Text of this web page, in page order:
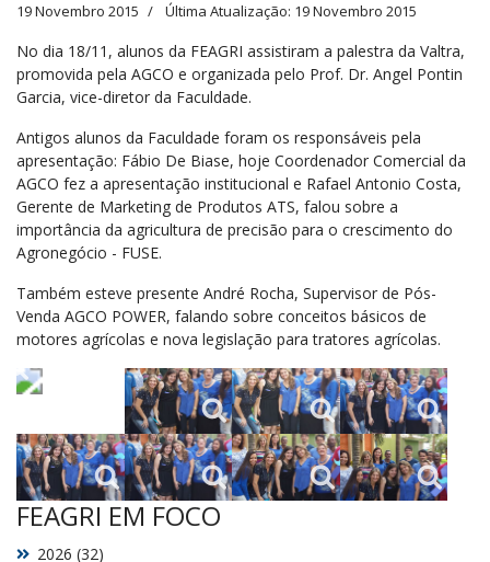
19 Novembro 2015 Última Atualização: 19 Novembro 2015
No dia 18/11, alunos da FEAGRI assistiram a palestra da Valtra,
promovida pela AGCO e organizada pelo Prof. Dr. Angel Pontin
Garcia, vice-diretor da Faculdade.
Antigos alunos da Faculdade foram os responsáveis pela
apresentação: Fábio De Biase, hoje Coordenador Comercial da
AGCO fez a apresentação institucional e Rafael Antonio Costa,
Gerente de Marketing de Produtos ATS, falou sobre a
importância da agricultura de precisão para o crescimento do
Agronegócio - FUSE.
Também esteve presente André Rocha, Supervisor de Pós-
Venda AGCO POWER, falando sobre conceitos básicos de
motores agrícolas e nova legislação para tratores agrícolas.
FEAGRI EM FOCO
2026 (32)